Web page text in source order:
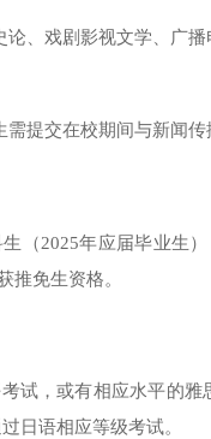
论、戏剧影视文学、广
提交在校期间与新闻传
（2025年应届毕业生
推免生资格。
试，或有相应水平的
日语相应等级考试。